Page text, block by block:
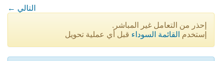
← التالي
إحذر من التعامل غير المباشر.
إستخدم القائمة السوداء قبل أي عملية تحويل